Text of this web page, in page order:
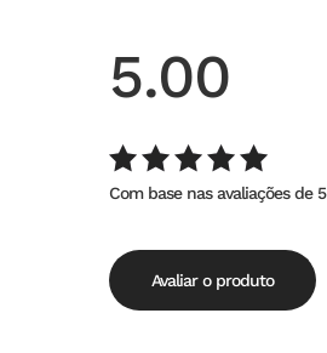
5.00
Avaliação
5
Com base nas avaliações de 5
Avaliar o produto